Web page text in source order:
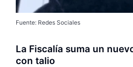
Fuente: Redes Sociales
La Fiscalía suma un
con talio